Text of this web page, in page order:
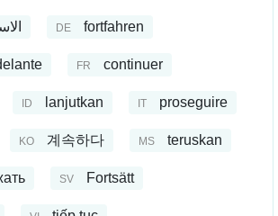
DE fortfahren
FR continuer
ID lanjutkan IT proseguire
KO 계속하다 MS teruskan
SV Fortsätt